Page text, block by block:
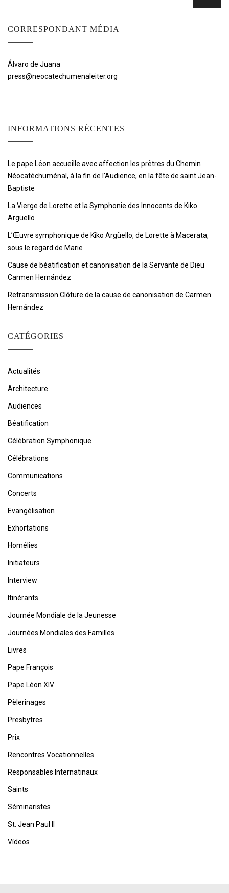
CORRESPONDANT MÉDIA
Álvaro de Juana
press@neocatechumenaleiter.org
INFORMATIONS RÉCENTES
Le pape Léon accueille avec affection les prêtres du Chemin
Néocatéchuménal, à la fin de l’Audience, en la fête de saint Jean-
Baptiste
La Vierge de Lorette et la Symphonie des Innocents de Kiko
Argüello
L’Œuvre symphonique de Kiko Argüello, de Lorette à Macerata,
sous le regard de Marie
Cause de béatification et canonisation de la Servante de Dieu
Carmen Hernández
Retransmission Clôture de la cause de canonisation de Carmen
Hernández
CATÉGORIES
Actualités
Architecture
Audiences
Béatification
Célébration Symphonique
Célébrations
Communications
Concerts
Evangélisation
Exhortations
Homélies
Initiateurs
Interview
Itinérants
Journée Mondiale de la Jeunesse
Journées Mondiales des Familles
Livres
Pape François
Pape Léon XIV
Pèlerinages
Presbytres
Prix
Rencontres Vocationnelles
Responsables Internatinaux
Saints
Séminaristes
St. Jean Paul II
Vídeos